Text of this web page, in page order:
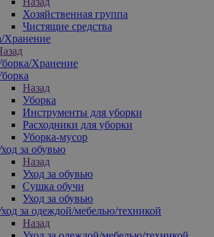
Хозяйственная группа
Чистящие средства
Хранение
Хранение
Назад
Уборка
Инструменты для уборки
Расходники для уборки
Уборка-мусор
за обувью
Назад
Уход за обувью
Сушка обучи
Уход за обувью
за одеждой/мебелью/техникой
Назад